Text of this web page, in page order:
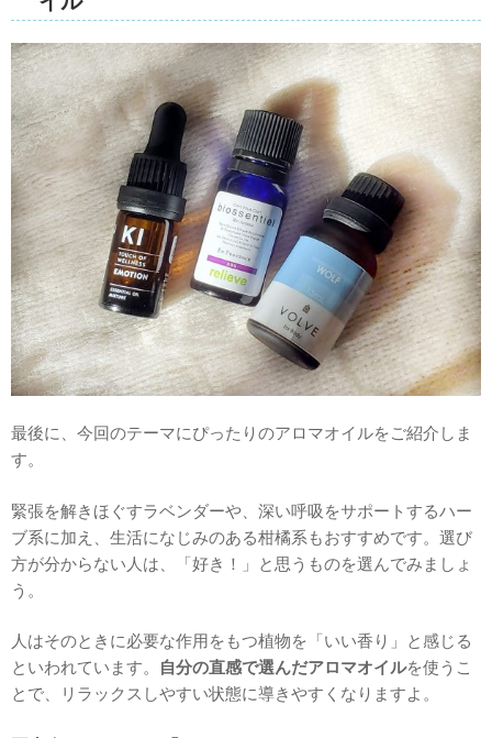
最後に、今回のテーマにぴったりのアロマオイルをご紹介しま
す。
緊張を解きほぐすラベンダーや、深い呼吸をサポートするハー
ブ系に加え、生活になじみのある柑橘系もおすすめです。選び
方が分からない人は、「好き！」と思うものを選んでみましょ
う。
人はそのときに必要な作用をもつ植物を「いい香り」と感じる
といわれています。
自分の直感で選んだアロマオイルを使うこ
とで、リラックスしやすい状態に導きやすくなりますよ。